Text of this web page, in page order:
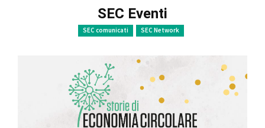
SEC Eventi
SEC comunicati SEC Network